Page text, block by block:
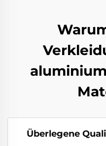
Überlegene